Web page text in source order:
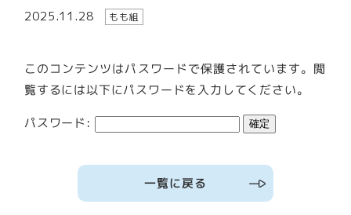
2025.11.28 もも組
このコンテンツはパスワードで保護されています。閲
覧するには以下にパスワードを入力してください。
パスワード:
一覧に戻る